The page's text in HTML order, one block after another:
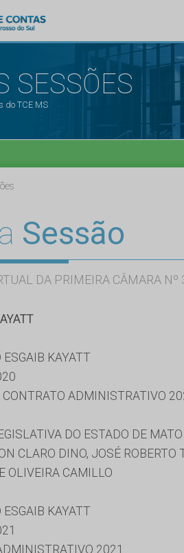
SESSÕES
do TCE MS
Sessão
DA PRIMEIRA CÂMARA
ESGAIB KAYATT
CONTRATO ADMINISTRATIVO
DO ESTADO DE MATO
CLARO DINO, JOSÉ
OLIVEIRA CAMILLO
ESGAIB KAYATT
2021